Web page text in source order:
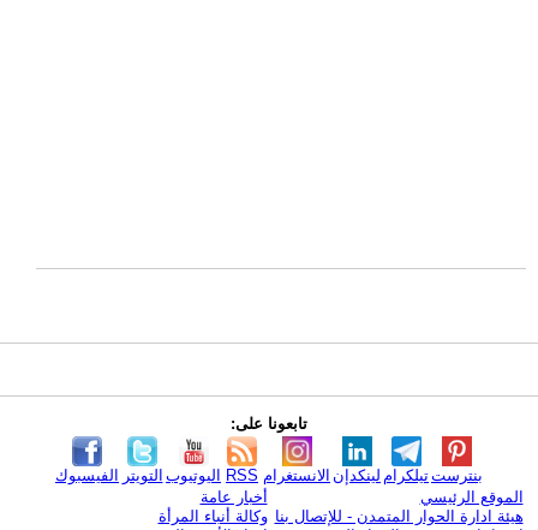
تابعونا على:
الفيسبوك التويتر اليوتيوب RSS الانستغرام لينكدإن تيلكرامبنترست
الموقع الرئيسي
هيئة ادارة الحوار المتمدن - للإتصال بنا
أخبار عامة
وكالة أنباء المرأة